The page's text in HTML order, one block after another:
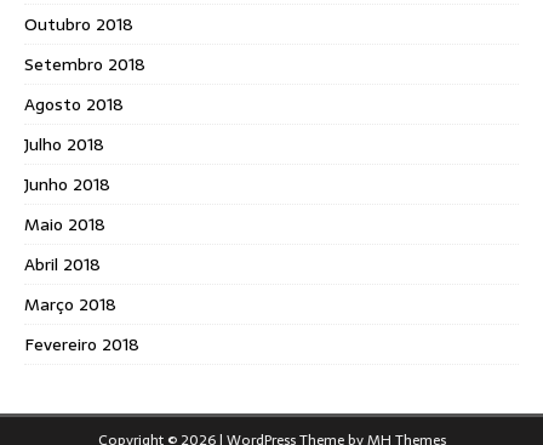
Outubro 2018
Setembro 2018
Agosto 2018
Julho 2018
Junho 2018
Maio 2018
Abril 2018
Março 2018
Fevereiro 2018